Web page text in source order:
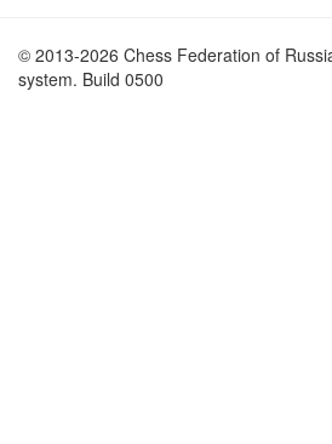
© 2013-2026 Chess Federation of
system. Build 0500